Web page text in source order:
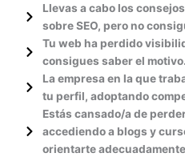
Llevas a cabo los
sobre SEO, pero no
Tu web ha perdido
consigues saber el motivo.
La empresa en la que
tu perfil, adoptando
Estás cansado/a de
accediendo a blogs y
orientarte